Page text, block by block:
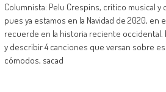
Columnista: Pelu Crespins, crítico musical
pues ya estamos en la Navidad de 2020, en
recuerde en la historia reciente occidental.
y describir 4 canciones que versan sobre
cómodos, sacad